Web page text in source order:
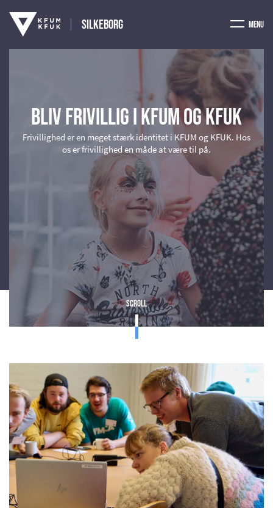
Silkeborg Menu
Bliv frivillig i KFUM og KFUK
Frivillighed er en meget stærk identitet i KFUM og KFUK. Hos
os er frivillighed en måde at være til på.
Scroll